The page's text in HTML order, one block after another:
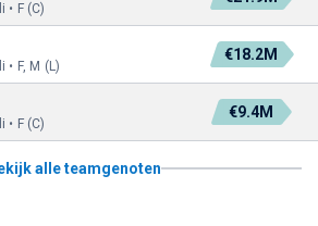
• F (C)
• F, M (L)
€18.2M
• F (C)
€9.4M
alle teamgenoten